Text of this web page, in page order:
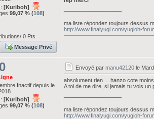
[Kuriboh]
99,07 % (108)
0 Pts
Message Privé
ma liste répondez toujours dessus
http://www.finalyugi.com/yugioh-
Inactif depuis le
[Kuriboh]
99,07 % (108)
Envoyé par manu42120 le
absolument rien ... hanzo cote
A toi de me dire, si jamais tu vois
ma liste répondez toujours dessus
http://www.finalyugi.com/yugioh-